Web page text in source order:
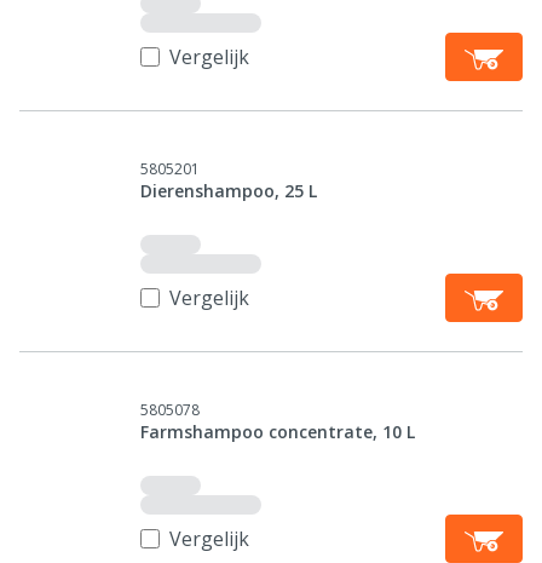
Vergelijk
5805201
Dierenshampoo, 25 L
Vergelijk
5805078
Farmshampoo concentrate, 10 L
Vergelijk